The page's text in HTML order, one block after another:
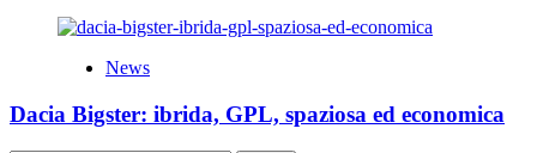
News
Dacia Bigster: ibrida, GPL, spaziosa ed economica